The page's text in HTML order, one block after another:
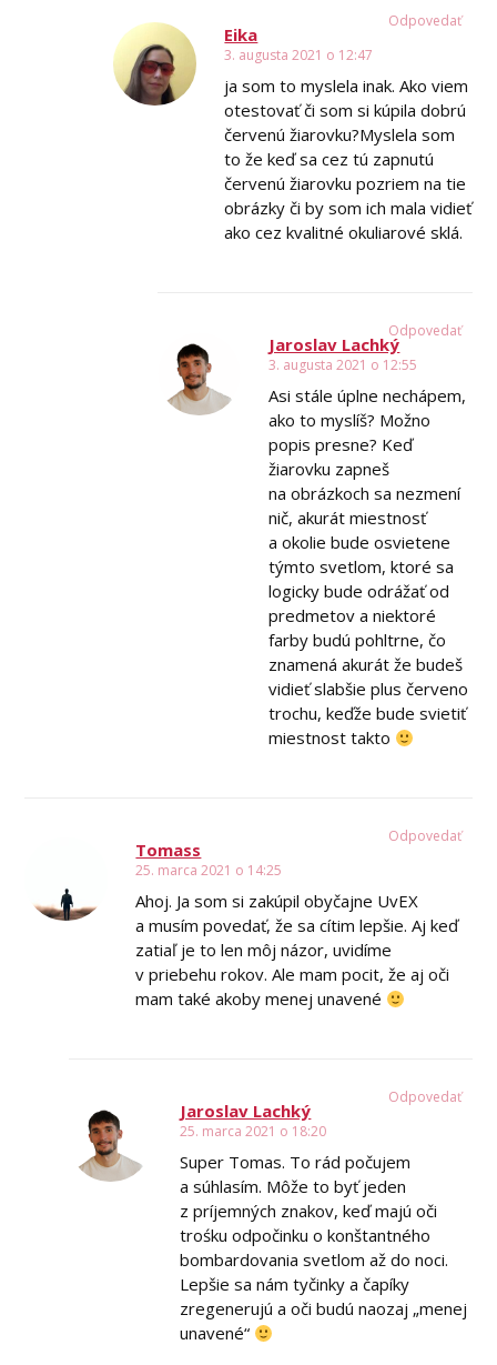
Eika
3. augusta 2021 o 12:47
ja som to myslela inak. Ako viem
otestovať či som si kúpila dobrú
červenú žiarovku?Myslela som
to že keď sa cez tú zapnutú
červenú žiarovku pozriem na tie
obrázky či by som ich mala vidieť
ako cez kvalitné okuliarové sklá.
Odpovedať
Jaroslav Lachký
3. augusta 2021 o 12:55
Asi stále úplne nechápem,
ako to myslíš? Možno
popis presne? Keď
žiarovku zapneš
na obrázkoch sa nezmení
nič, akurát miestnosť
a okolie bude osvietene
týmto svetlom, ktoré sa
logicky bude odrážať od
predmetov a niektoré
farby budú pohltrne, čo
znamená akurát že budeš
vidieť slabšie plus červeno
trochu, keďže bude svietiť
miestnost takto
Odpovedať
Tomass
25. marca 2021 o 14:25
Ahoj. Ja som si zakúpil obyčajne UvEX
a musím povedať, že sa cítim lepšie. Aj keď
zatiaľ je to len môj názor, uvidíme
v priebehu rokov. Ale mam pocit, že aj oči
mam také akoby menej unavené
Odpovedať
Jaroslav Lachký
25. marca 2021 o 18:20
Super Tomas. To rád počujem
a súhlasím. Môže to byť jeden
z príjemných znakov, keď majú oči
trośku odpočinku o konštantného
bombardovania svetlom až do noci.
Lepšie sa nám tyčinky a čapíky
zregenerujú a oči budú naozaj „menej
unavené“
Odpovedať